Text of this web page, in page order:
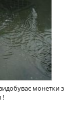
монетки з
!